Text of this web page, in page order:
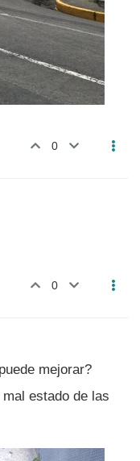
0
0
mejorar?
estado de las